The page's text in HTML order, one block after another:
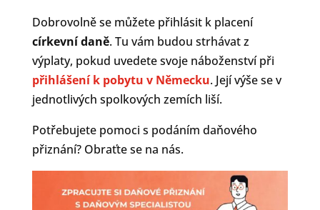
Dobrovolně se můžete přihlásit k placení
církevní daně. Tu vám budou strhávat z
výplaty, pokud uvedete svoje náboženství při
přihlášení k pobytu v Německu. Její výše se v
jednotlivých spolkových zemích liší.
Potřebujete pomoci s podáním daňového
přiznání? Obraťte se na nás.